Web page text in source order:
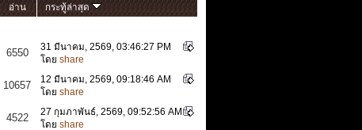
อ่าน กระทู้ล่าสุด
6550
31 มีนาคม, 2569, 03:46:27 PM
โดย share
10657
12 มีนาคม, 2569, 09:18:46 AM
โดย share
4522
27 กุมภาพันธ์, 2569, 09:52:56 AM
โดย share